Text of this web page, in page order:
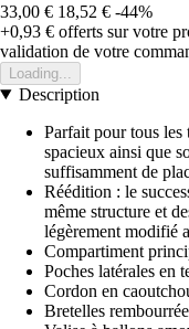
33,00 € 18,52 € -44%
+0,93 € offerts sur votre
validation de votre
Loading...
Description
Parfait pour tous
spacieux ainsi que
suffisamment de
Réédition : le
même structure et
légèrement modifié
Compartiment
Poches latérales en
Cordon en
Bretelles